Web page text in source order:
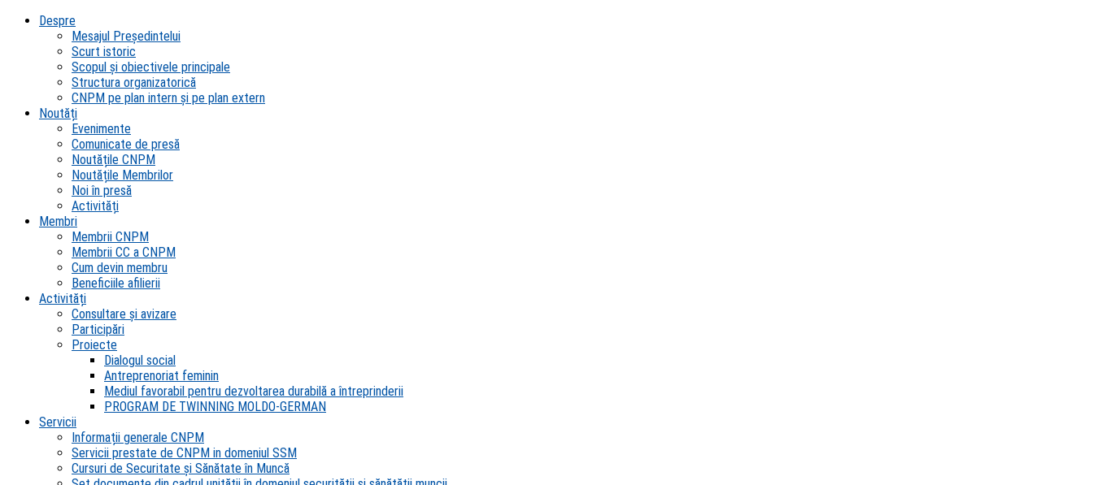
Despre
Mesajul Președintelui
Scurt istoric
Scopul şi obiectivele principale
Structura organizatorică
CNPM pe plan intern şi pe plan extern
Noutăți
Evenimente
Comunicate de presă
Noutățile CNPM
Noutățile Membrilor
Noi în presă
Activități
Membri
Membrii CNPM
Membrii CC a CNPM
Cum devin membru
Beneficiile afilierii
Activități
Consultare și avizare
Participări
Proiecte
Dialogul social
Antreprenoriat feminin
Mediul favorabil pentru dezvoltarea durabilă a întreprinderii
PROGRAM DE TWINNING MOLDO-GERMAN
Servicii
Informații generale CNPM
Servicii prestate de CNPM in domeniul SSM
Cursuri de Securitate și Sănătate în Muncă